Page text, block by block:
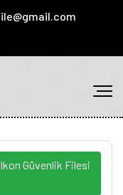
Güvenlik Filesi